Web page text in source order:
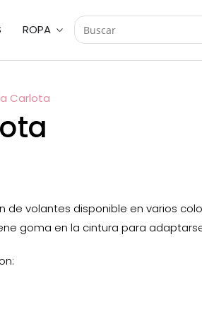
ROPA
Carlota
de volantes disponible en varios
goma en la cintura para